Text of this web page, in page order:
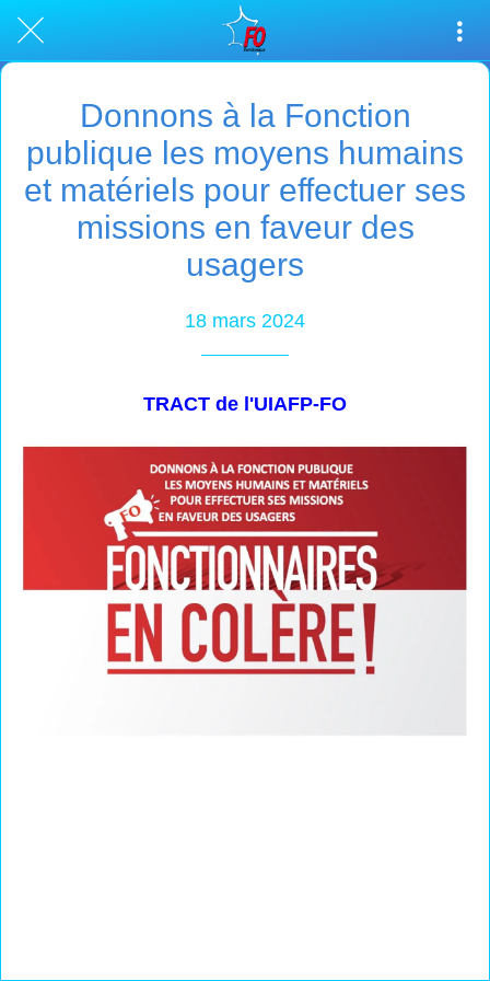
Donnons à la Fonction
publique les moyens humains
et matériels pour effectuer ses
missions en faveur des
usagers
18 mars 2024
TRACT de l'UIAFP-FO